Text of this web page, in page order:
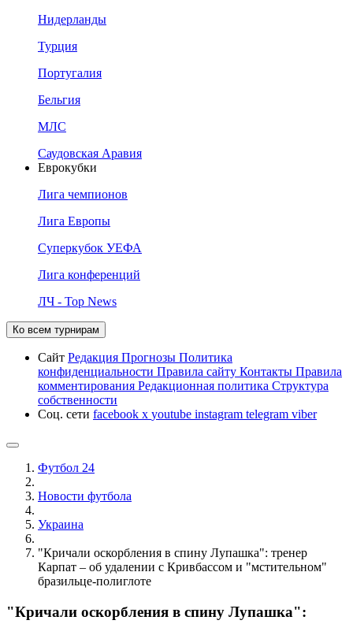
Нидерланды
Турция
Португалия
Бельгия
МЛС
Саудовская Аравия
Еврокубки
Лига чемпионов
Лига Европы
Суперкубок УЕФА
Лига конференций
ЛЧ - Top News
Ко всем турнирам
Сайт Редакция Прогнозы Политика
конфиденциальности Правила сайту Контакты Правила
комментирования Редакционная политика Структура
собственности
Соц. сети facebook x youtube instagram telegram viber
Футбол 24
Новости футбола
Украина
"Кричали оскорбления в спину Лупашка": тренер
Карпат – об удалении с Кривбассом и "мстительном"
бразильце-полиглоте
"Кричали оскорбления в спину Лупашка":